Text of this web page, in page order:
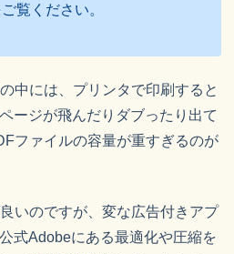
覧ください。
中には、プリンタで印刷すると
ージが飛んだりダブったり出て
ファイルの容量が重すぎるのが
いのですが、変な広告付きアプ
式Adobeにある最適化や圧縮を